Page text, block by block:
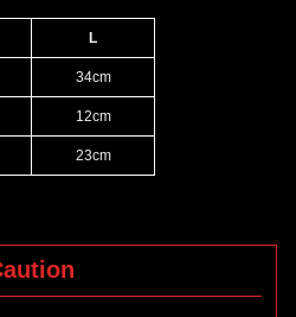
ートする形状、?デザイン/性能/機
ールになります。
が綺麗に収まり、タイトシルエッ
と裾を被せて頂けるようシャフト
性を意識したフォルムのショート
リーシューズの中でも歩行性、耐
L
34cm
12cm
23cm